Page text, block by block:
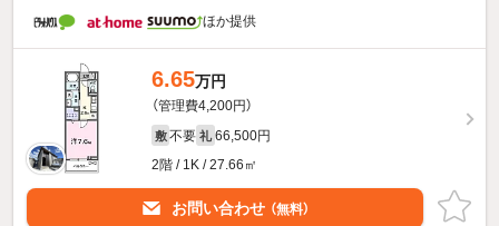
ほか提供
6.65万円
（管理費4,200円）
敷 不要 礼 66,500円
2階 / 1K / 27.66㎡
お問い合わせ （無料）